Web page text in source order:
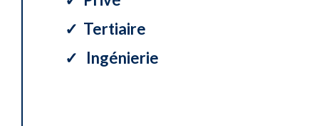
✓ Tertiaire
✓ Ingénierie